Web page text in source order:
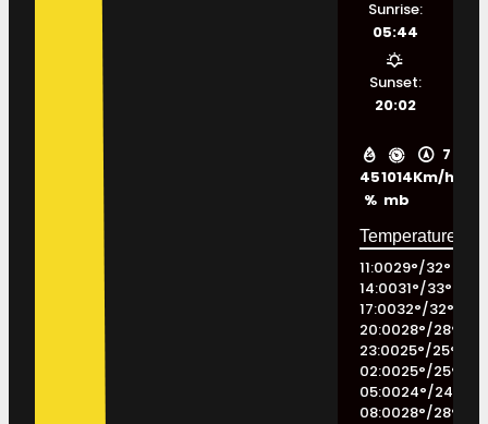
45
%
1014
mb
7
Km/h
Sunrise:
05:44
Sunset:
20:02
11:0029°/32°
14:0031°/33°
17:0032°/32°
20:0028°/28°
23:0025°/25°
02:0025°/25°
05:0024°/24
08:0028°/28°